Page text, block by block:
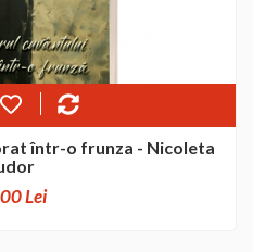
într-o frunza - Nicoleta
Lei